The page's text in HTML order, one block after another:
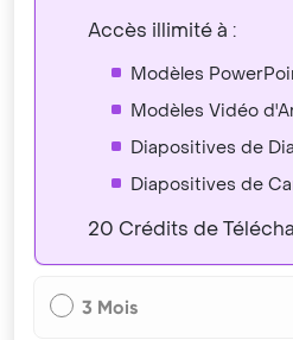
Accès illimité à :
Modèles
Modèles Vidéo
Diapositives de
Diapositives de
20 Crédits de
3 Mois